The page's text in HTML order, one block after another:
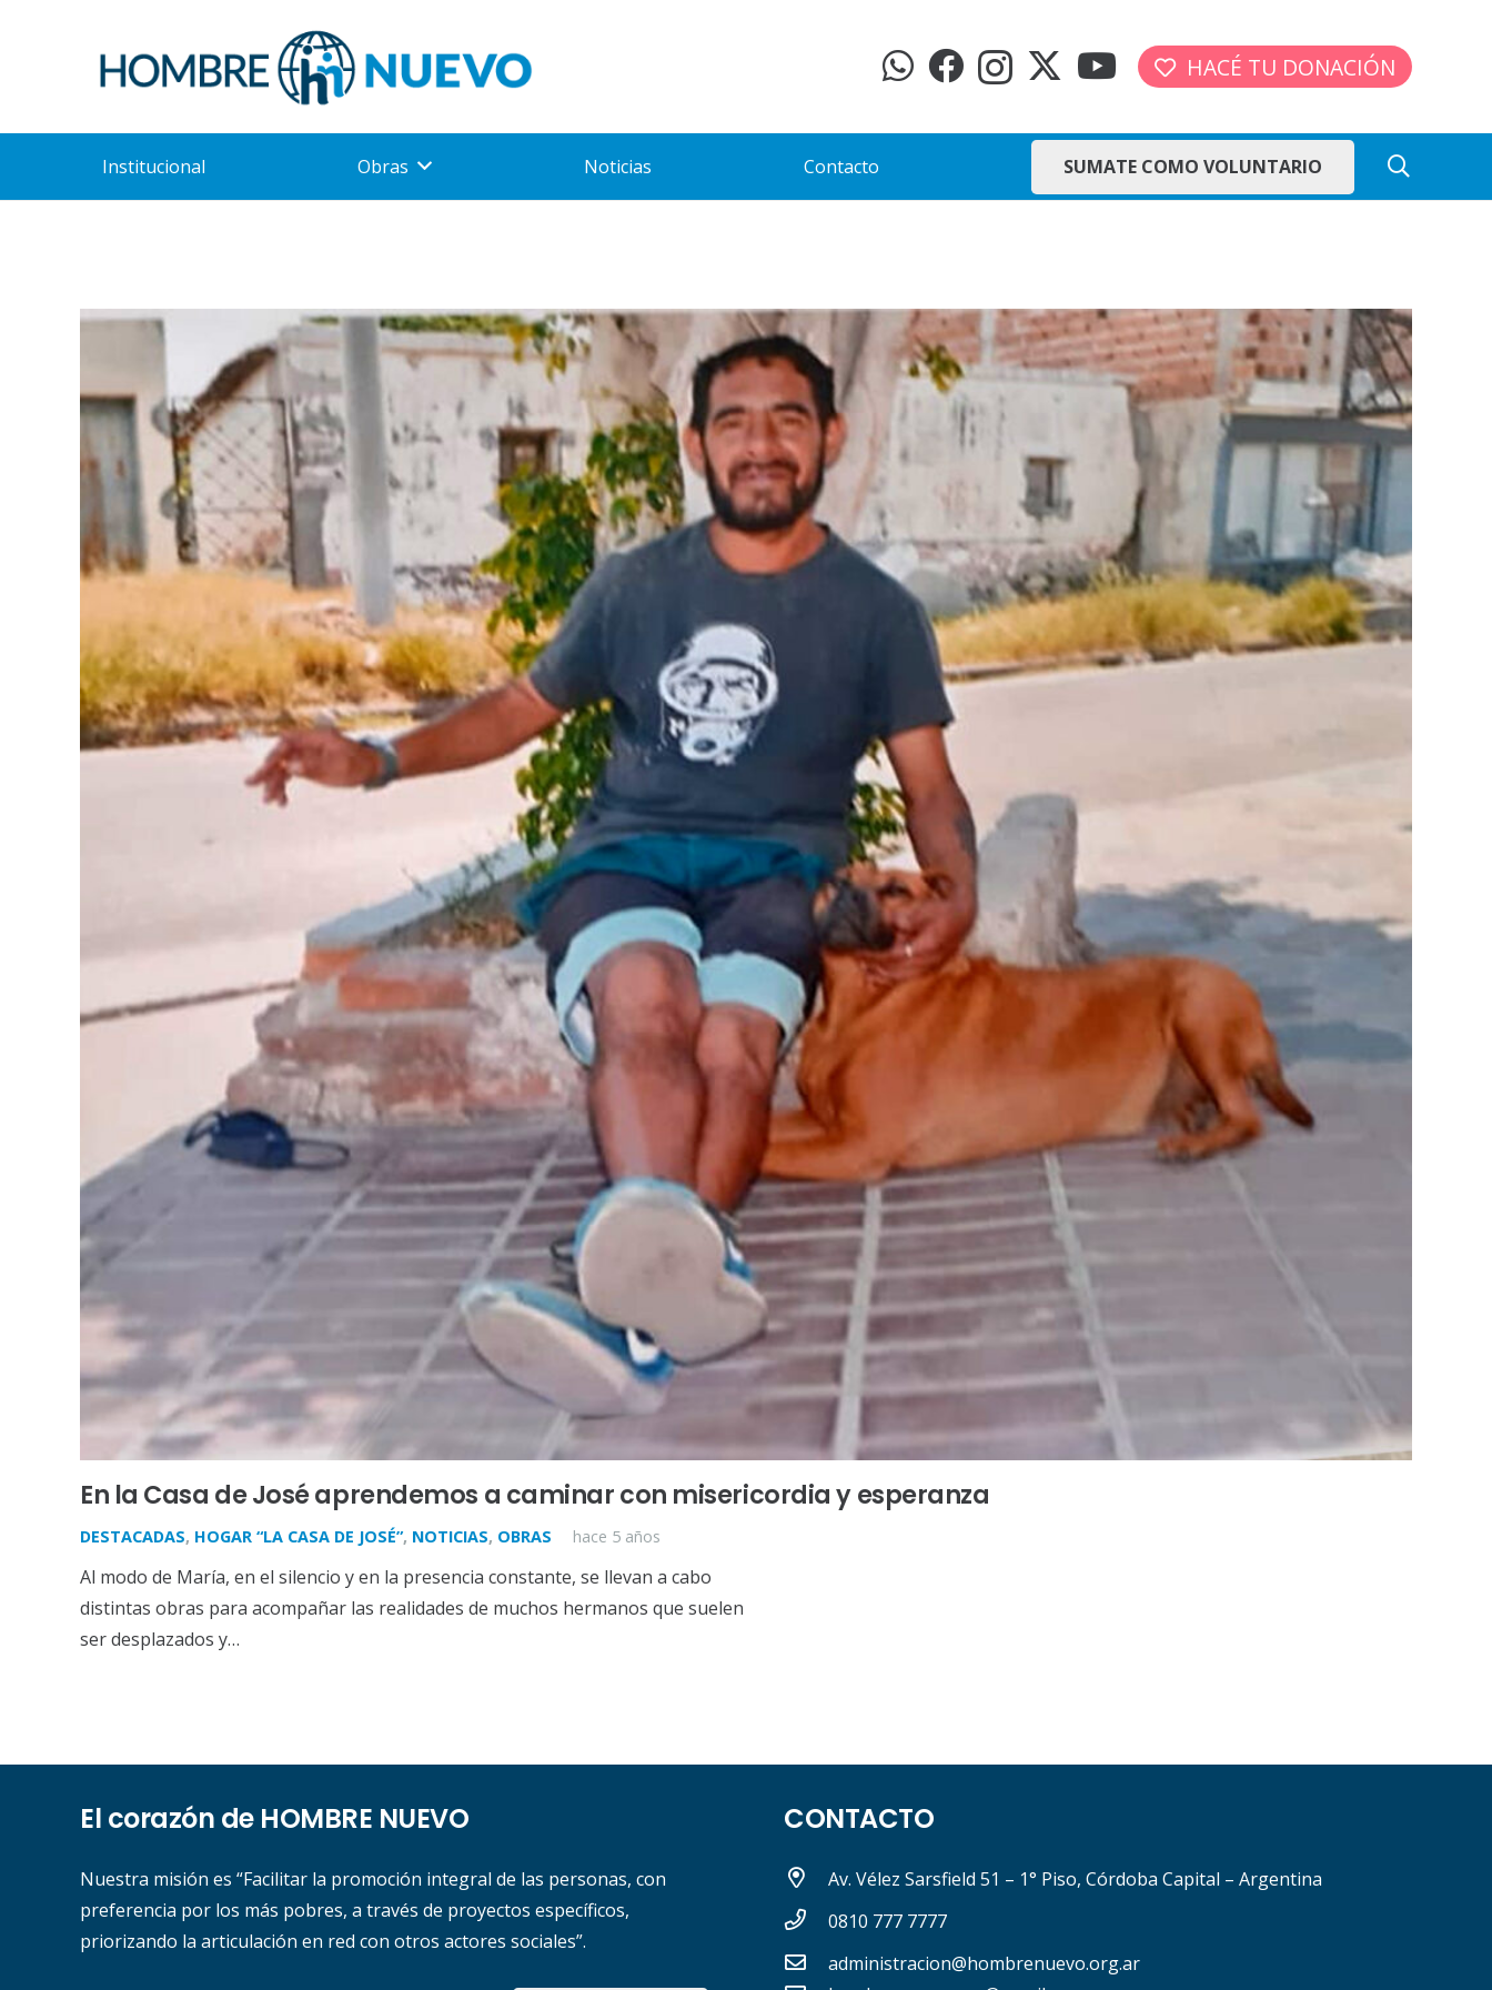
HACÉ TU DONACIÓN
Institucional Obras Noticias Contacto SUMATE COMO VOLUNTARIO
En la Casa de José aprendemos a caminar con misericordia y esperanza
DESTACADAS, HOGAR “LA CASA DE JOSÉ”, NOTICIAS, OBRAS hace 5 años
Al modo de María, en el silencio y en la presencia constante, se llevan a cabo
distintas obras para acompañar las realidades de muchos hermanos que suelen
ser desplazados y…
El corazón de HOMBRE NUEVO
Nuestra misión es “Facilitar la promoción integral de las personas, con
preferencia por los más pobres, a través de proyectos específicos,
priorizando la articulación en red con otros actores sociales”.
CONTACTO
Av. Vélez Sarsfield 51 – 1° Piso, Córdoba Capital – Argentina
0810 777 7777
administracion@hombrenuevo.org.ar